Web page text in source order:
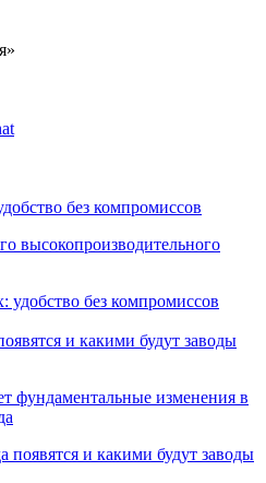
без компромиссов
высокопроизводительного
и какими будут заводы
фундаментальные изменения в